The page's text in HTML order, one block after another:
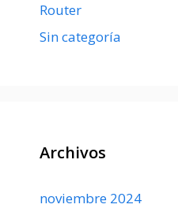
Router
Sin categoría
Archivos
noviembre 2024